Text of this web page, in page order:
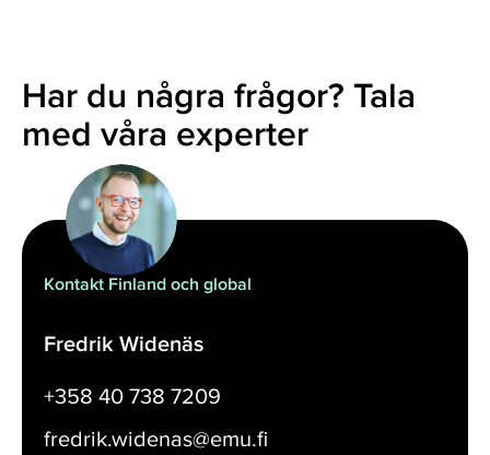
Har du några frågor? Tala
med våra experter
Kontakt Finland och global
Fredrik Widenäs
+358 40 738 7209
fredrik.widenas@emu.fi